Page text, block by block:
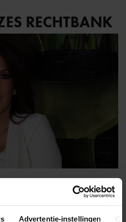
Advertentie-instellingen
RECHTBANK
HARTENPIJN IN